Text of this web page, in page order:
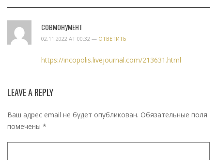
СОВМОНУМЕНТ
02.11.2022 AT 00:32 — ОТВЕТИТЬ
https://incopolis.livejournal.com/213631.html
LEAVE A REPLY
Ваш адрес email не будет опубликован. Обязательные поля
помечены *